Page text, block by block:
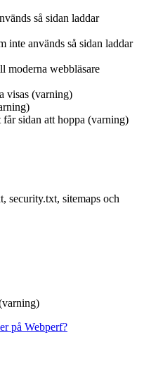
så sidan laddar
inte används så sidan laddar
moderna webbläsare
visas (varning)
sidan att hoppa (varning)
security.txt, sitemaps och
på Webperf?